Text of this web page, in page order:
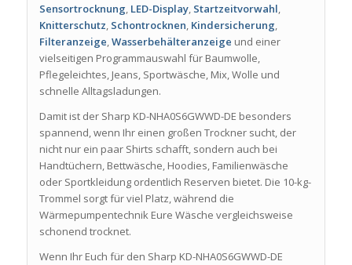
Sensortrocknung LED-Display, Startzeitvorwahl
Knitterschutz Schontrocknen Kindersicherung
Filteranzeige Wasserbehälteranzeige und einer
vielseitigen Programmauswahl für Baumwolle,
Pflegeleichtes, Jeans, Sportwäsche, Mix, Wolle und
schnelle Alltagsladungen.
Damit ist der Sharp KD-NHA0S6GWWD-DE besonders
spannend, wenn Ihr einen großen Trockner sucht, der
nicht nur ein paar Shirts schafft, sondern auch bei
Handtüchern, Bettwäsche, Hoodies, Familienwäsche
oder Sportkleidung ordentlich Reserven bietet. Die 10-kg-
Trommel sorgt für viel Platz, während die
Wärmepumpentechnik Eure Wäsche vergleichsweise
schonend trocknet.
Wenn Ihr Euch für den Sharp KD-NHA0S6GWWD-DE